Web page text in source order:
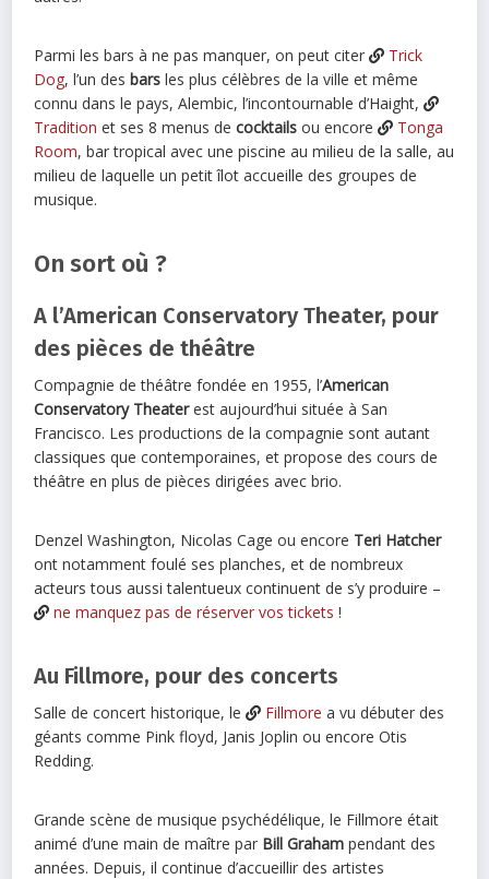
Parmi les bars à ne pas manquer, on peut citer
Trick
Dog, l’un des bars les plus célèbres de la ville et même
connu dans le pays, Alembic, l’incontournable d’Haight,
Tradition et ses 8 menus decocktails ou encore
Tonga
Room, bar tropical avec une piscine au milieu de la salle, au
milieu de laquelle un petit îlot accueille des groupes de
musique.
On sort où ?
A l’American Conservatory Theater, pour
des pièces de théâtre
Compagnie de théâtre fondée en 1955, l’American
Conservatory Theaterest aujourd’hui située à San
Francisco. Les productions de la compagnie sont autant
classiques que contemporaines, et propose des cours de
théâtre en plus de pièces dirigées avec brio.
Denzel Washington, Nicolas Cage ou encore Teri Hatcher
ont notamment foulé ses planches, et de nombreux
acteurs tous aussi talentueux continuent de s’y produire –
ne manquez pas de réserver vos tickets !
Au Fillmore, pour des concerts
Salle de concert historique, le Fillmore a vu débuter des
géants comme Pink floyd, Janis Joplin ou encore Otis
Redding.
Grande scène de musique psychédélique, le Fillmore était
animé d’une main de maître par Bill Graham pendant des
années. Depuis, il continue d’accueillir des artistes